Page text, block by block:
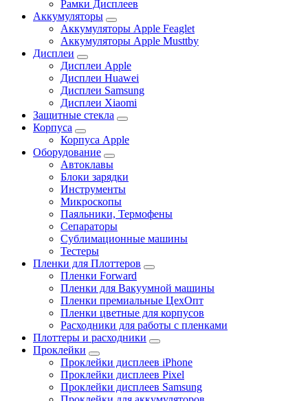
Рамки Дисплеев
Аккумуляторы
Аккумуляторы Apple Feaglet
Аккумуляторы Apple Musttby
Дисплеи
Дисплеи Apple
Дисплеи Huawei
Дисплеи Samsung
Дисплеи Xiaomi
Защитные стекла
Корпуса
Корпуса Apple
Оборудование
Автоклавы
Блоки зарядки
Инструменты
Микроскопы
Паяльники, Термофены
Сепараторы
Сублимационные машины
Тестеры
Пленки для Плоттеров
Пленки Forward
Пленки для Вакуумной машины
Пленки премиальные ЦехОпт
Пленки цветные для корпусов
Расходники для работы с пленками
Плоттеры и расходники
Проклейки
Проклейки дисплеев iPhone
Проклейки дисплеев Pixel
Проклейки дисплеев Samsung